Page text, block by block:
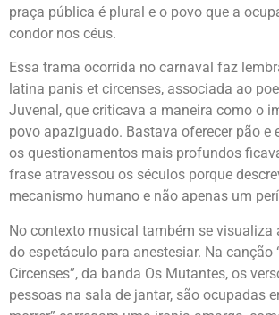
praça pública é plural e o povo que a
condor nos céus.
Essa trama ocorrida no carnaval faz
latina panis et circenses, associada ao
Juvenal, que criticava a maneira como o
povo apaziguado. Bastava oferecer pão e
os questionamentos mais profundos
frase atravessou os séculos porque
mecanismo humano e não apenas um
No contexto musical também se visualiza
do espetáculo para anestesiar. Na canção
Circenses”, da banda Os Mutantes, os
pessoas na sala de jantar, são ocupadas